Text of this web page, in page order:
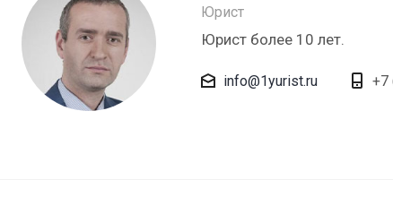
Юрист
Юрист более 10 лет.
info@1yurist.ru +7